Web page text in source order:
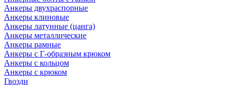
Анкеры двухраспорные
Анкеры клиновые
Анкеры латунные (цанга)
Анкеры металлические
Анкеры рамные
Анкеры с Г-образным крюком
Анкеры с кольцом
Анкеры с крюком
Гвозди